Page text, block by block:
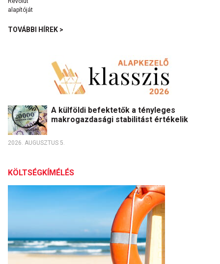
TOVÁBBI HÍREK >
A külföldi befektetők a tényleges
makrogazdasági stabilitást értékelik
2026. AUGUSZTUS 5.
KÖLTSÉGKÍMÉLÉS